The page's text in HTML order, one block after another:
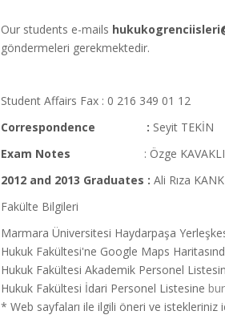
Our students e-mails
göndermeleri gerekmektedir.
Student Affairs Fax : 0 216 349 01 12
Correspondence : Seyit TEKİN
Exam Notes : Özge
2012 and 2013 Graduates : Ali Rıza
Fakülte Bilgileri
Marmara Üniversitesi Haydarpaşa
Hukuk Fakültesi'ne Google Maps
Hukuk Fakültesi Akademik Personel
Hukuk Fakültesi İdari Personel Listesine
* Web sayfaları ile ilgili öneri ve